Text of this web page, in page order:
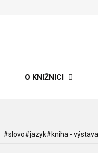
O KNIŽNICI
#slovo#jazyk#kniha - výstava